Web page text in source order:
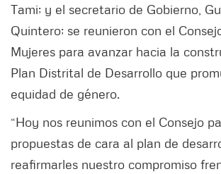
Tami; y el secretario de Gobierno,
Quintero; se reunieron con el
Mujeres para avanzar hacia la
Plan Distrital de Desarrollo que
equidad de género.
“Hoy nos reunimos con el Consejo
propuestas de cara al plan de
reafirmarles nuestro compromiso